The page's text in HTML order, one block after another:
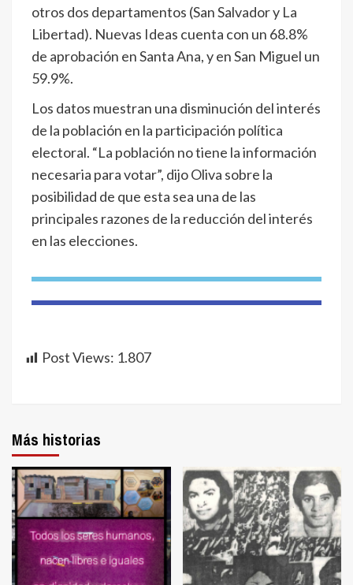
otros dos departamentos (San Salvador y La
Libertad). Nuevas Ideas cuenta con un 68.8%
de aprobación en Santa Ana, y en San Miguel un
59.9%.
Los datos muestran una disminución del interés
de la población en la participación política
electoral. “La población no tiene la información
necesaria para votar”, dijo Oliva sobre la
posibilidad de que esta sea una de las
principales razones de la reducción del interés
en las elecciones.
Post Views: 1.807
Más historias